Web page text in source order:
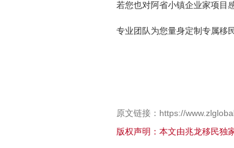
若您也对阿省小镇企业家项目
专业团队为您量身定制专属移
原文链接：https://
版权声明：本文由兆龙移民独